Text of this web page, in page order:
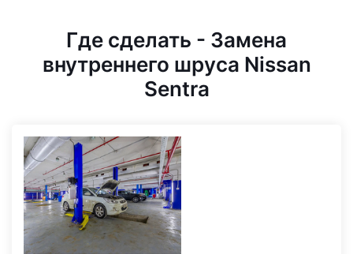
Где сделать - Замена
внутреннего шруса Nissan
Sentra